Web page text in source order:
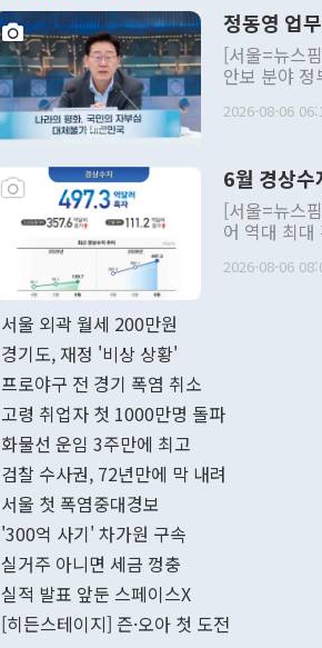
정동영 업
[서울=뉴스
안보 분야
발언 중에는
주의적 희망
관의 대북 정
관 부처 장
관의 무리한
다. [정동영 통일부 장관이 지난달 23일 오후 서울 종로구 정부서울청사에
무너졌다고
함께 4자 대
"우리의 선의
2026-08-06
6월 경상수
[서울=뉴스
어 역대 최
료=한국은행] 한국은행이 6일 발표한 '2026년 6월 국제수지(잠정)'
며 월간 기준
196.9% 급
수출은
기록했지만
로 전환됐다.
2026-08-06
서울 외곽 월세 200만원
경기도, 재정 '비상 상황'
프로야구 전 경기 폭염 취소
고령 취업자 첫 1000만명 돌파
화물선 운임 3주만에 최고
검찰 수사권, 72년만에 막 내려
서울 첫 폭염중대경보
'300억 사기' 차가원 구속
실거주 아니면 세금 껑충
실적 발표 앞둔 스페이스X
[히든스테이지] 즌·오아 첫 도전